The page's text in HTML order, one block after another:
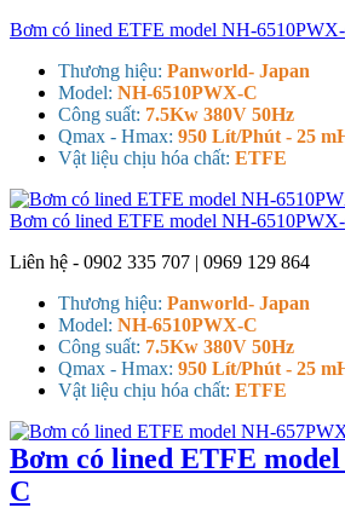
Bơm có lined ETFE model NH-
Thương hiệu: Panworld- Japan
Model: NH-6510PWX-C
Công suất: 7.5Kw 380V 50Hz
Qmax - Hmax: 950 Lít/Phút - 25
Vật liệu chịu hóa chất: ETFE
Bơm có lined ETFE model NH-
Liên hệ - 0902 335 707 | 0969 129 864
Thương hiệu: Panworld- Japan
Model: NH-6510PWX-C
Công suất: 7.5Kw 380V 50Hz
Qmax - Hmax: 950 Lít/Phút - 25
Vật liệu chịu hóa chất: ETFE
Bơm có lined ETFE
C